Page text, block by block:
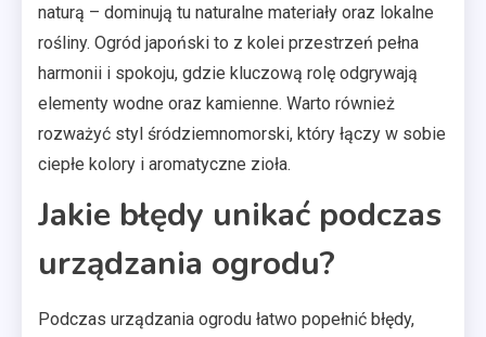
naturą – dominują tu naturalne materiały oraz lokalne
rośliny. Ogród japoński to z kolei przestrzeń pełna
harmonii i spokoju, gdzie kluczową rolę odgrywają
elementy wodne oraz kamienne. Warto również
rozważyć styl śródziemnomorski, który łączy w sobie
ciepłe kolory i aromatyczne zioła.
Jakie błędy unikać podczas
urządzania ogrodu?
Podczas urządzania ogrodu łatwo popełnić błędy,